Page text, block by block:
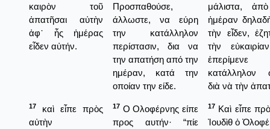
καιρὸν τοῦ
ἀπατῆσαι αὐτὴν
ἀφ᾿ ἧς ἡμέρας
εἶδεν αὐτήν.
Προσπαθούσε,
άλλωστε, να εύρη
την κατάλληλον
περίστασιν, δια να
την απατήση από την
ημέραν, κατά την
οποίαν την είδε.
μάλιστα,
ἡμέραν
τὴν εἶδεν,
τὴν
ἐπερίμενε
κατάλληλον
διὰ νὰ τὴν
17
καὶ εἶπε πρὸς
αὐτὴν
17 Ο Ολοφέρνης είπε
προς αυτήν· “πίε
17 Καὶ εἶπε
Ἰουδὶθ ὁ